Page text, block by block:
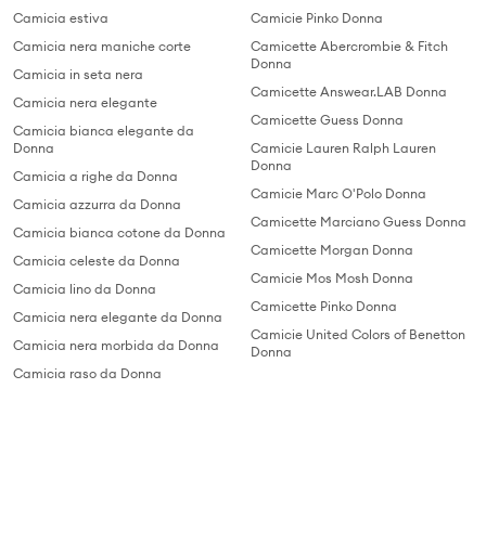
Camicia estiva
Camicia nera maniche corte
Camicia in seta nera
Camicia nera elegante
Camicia bianca elegante da
Donna
Camicia a righe da Donna
Camicia azzurra da Donna
Camicia bianca cotone da Donna
Camicia celeste da Donna
Camicia lino da Donna
Camicia nera elegante da Donna
Camicia nera morbida da Donna
Camicia raso da Donna
Camicie Pinko Donna
Camicette Abercrombie & Fitch
Donna
Camicette Answear.LAB Donna
Camicette Guess Donna
Camicie Lauren Ralph Lauren
Donna
Camicie Marc O'Polo Donna
Camicette Marciano Guess Donna
Camicette Morgan Donna
Camicie Mos Mosh Donna
Camicette Pinko Donna
Camicie United Colors of Benetton
Donna